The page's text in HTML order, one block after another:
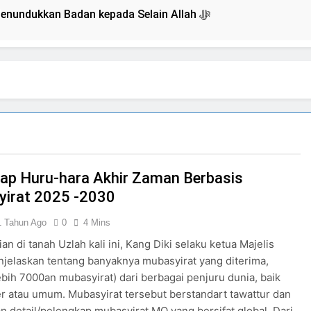
Isyarat Dilarang Menundukkan Badan kepada Selain Allah ﷻ
Terbuka Tentang Mimpi Sdr Julian : Isyarat akan Dibacakan
7 Tokoh Inti Sebagai Porosnya dan Hanya Jiwa-jiwa
akan Tertuju ke Bukit Lebah : Ketika yang Tersembunyi
Sebab Calon Imam Mahdi Masalah Tertutup dari Mayoritas Manusia,
Huru-hara Akhir Zaman Berbasis
2025 -2030
Tahun Ago 0 4 Mins
di tanah Uzlah kali ini, Kang Diki selaku ketua Majelis
tentang banyaknya mubasyirat yang diterima,
7000an mubasyirat) dari berbagai penjuru dunia, baik
atau umum. Mubasyirat tersebut berstandart tawattur dan